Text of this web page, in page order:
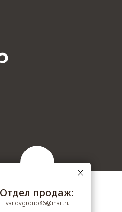
Отдел продаж:
ivanovgroup86@mail.ru